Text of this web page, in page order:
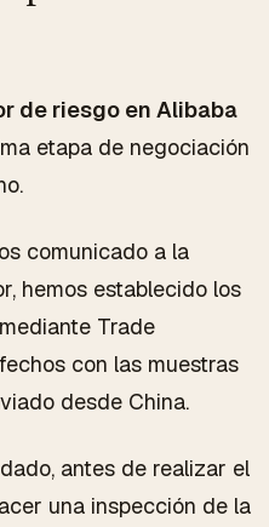
de riesgo en Alibaba
etapa de negociación
comunicado a la
hemos establecido los
Trade
con las muestras
desde China.
antes de realizar el
una inspección de la